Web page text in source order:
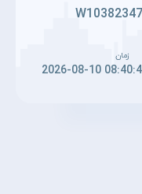
زمان
2026-08-10